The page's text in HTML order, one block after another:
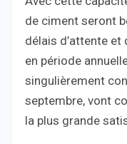
de ciment seront
délais d’attente et
en période
singulièrement
septembre, vont
la plus grande